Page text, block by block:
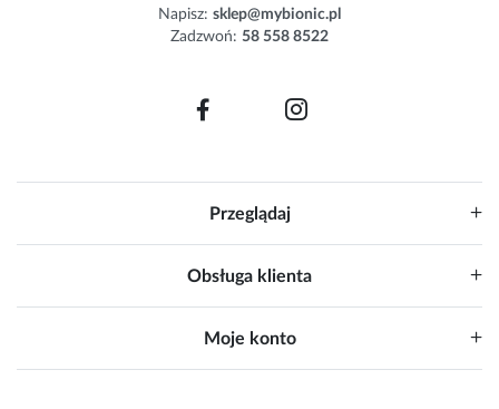
Napisz: sklep@mybionic.pl
Zadzwoń: 58 558 8522
Przeglądaj
Obsługa klienta
Moje konto